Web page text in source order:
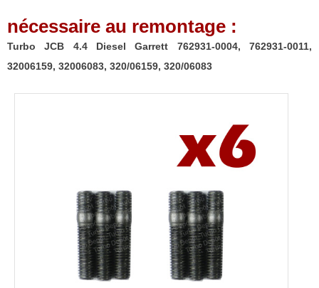
0011,
32006159,
32006083,
nécessaire au remontage :
Turbo JCB 4.4 Diesel Garrett 762931-0004, 762931-0011,
32006159, 32006083, 320/06159, 320/06083